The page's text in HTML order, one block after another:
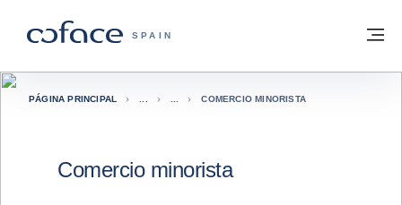
COFACE - FOR TRADE
SPAIN
Volver a la página principal
PÁGINA PRINCIPAL COMERCIO MINORISTA
Comercio minorista